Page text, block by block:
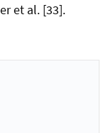
et al. [33].